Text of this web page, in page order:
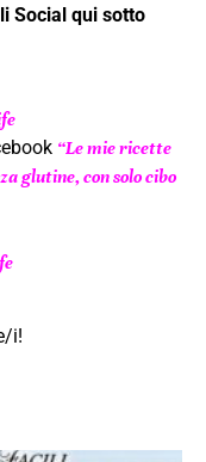
Social qui sotto
“Le mie ricette
glutine, con solo cibo
i!